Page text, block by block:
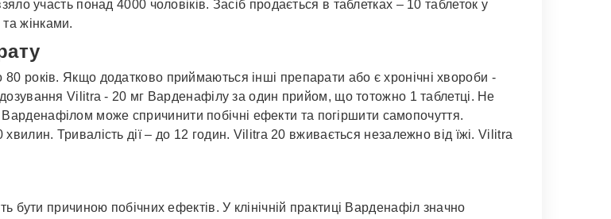
участь понад 4000 чоловіків. Засіб продається в таблетках – 10 таблеток у
жінками.
років. Якщо додатково приймаються інші препарати або є хронічні хвороби -
Vilitra - 20 мг Варденафілу за один прийом, що тотожно 1 таблетці. Не
може спричинити побічні ефекти та погіршити самопочуття.
Тривалість дії – до 12 годин. Vilitra 20 вживається незалежно від їжі. Vilitra
бути причиною побічних ефектів. У клінічній практиці Варденафіл значно